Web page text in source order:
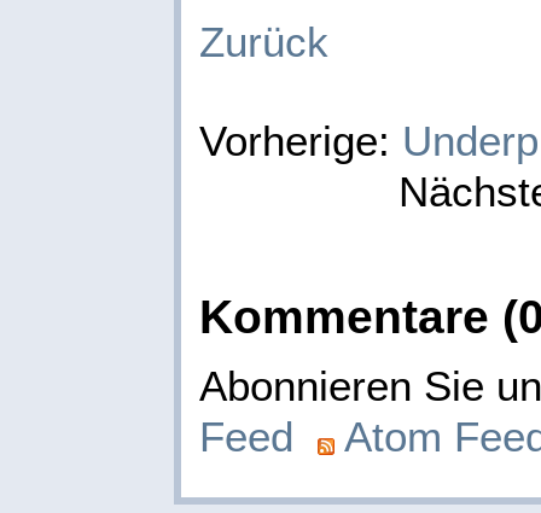
Zurück
Vorherige:
Kommentare
Abonnieren Sie
Feed
Atom